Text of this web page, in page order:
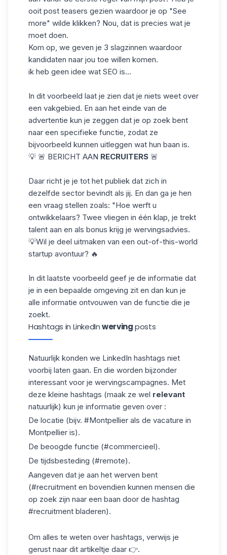
ooit post teasers gezien waardoor je op "See
more" wilde klikken? Nou, dat is precies wat je
moet doen.
Kom op, we geven je 3 slagzinnen waardoor
kandidaten naar jou toe willen komen.
ik heb geen idee wat SEO is...
In dit voorbeeld laat je zien dat je niets weet over
een vakgebied. En aan het einde van de
advertentie kun je zeggen dat je op zoek bent
naar een specifieke functie, zodat ze
bijvoorbeeld kunnen uitleggen wat hun baan is.
💡 🚨 BERICHT AAN RECRUITERS 🚨
Daar richt je je tot het publiek dat zich in
dezelfde sector bevindt als jij. En dan ga je hen
een vraag stellen zoals: "Hoe werft u
ontwikkelaars? Twee vliegen in één klap, je trekt
talent aan en als bonus krijg je wervingsadvies.
💡Wil je deel uitmaken van een out-of-this-world
startup avontuur? 🔥
In dit laatste voorbeeld geef je de informatie dat
je in een bepaalde omgeving zit en dan kun je
alle informatie ontvouwen van de functie die je
zoekt.
Hashtags in LinkedInwervingposts
Natuurlijk konden we LinkedIn hashtags niet
voorbij laten gaan. En die worden bijzonder
interessant voor je wervingscampagnes. Met
deze kleine hashtags (maak ze wel relevant
natuurlijk) kun je informatie geven over :
De locatie (bijv. #Montpellier als de vacature in
Montpellier is).
De beoogde functie (#commercieel).
De tijdsbesteding (#remote).
Aangeven dat je aan het werven bent
(#recruitment en bovendien kunnen mensen die
op zoek zijn naar een baan door de hashtag
#recruitment bladeren).
Om alles te weten over hashtags, verwijs je
gerust naar dit artikeltje daar 👉.